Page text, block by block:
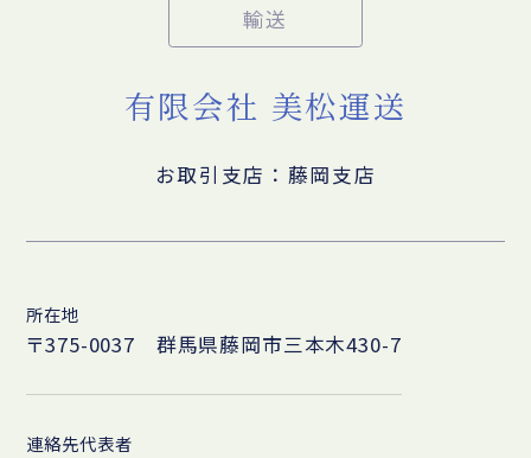
輸送
有限会社 美松運送
お取引支店：藤岡支店
所在地
〒375-0037 群馬県藤岡市三本木430-7
連絡先代表者